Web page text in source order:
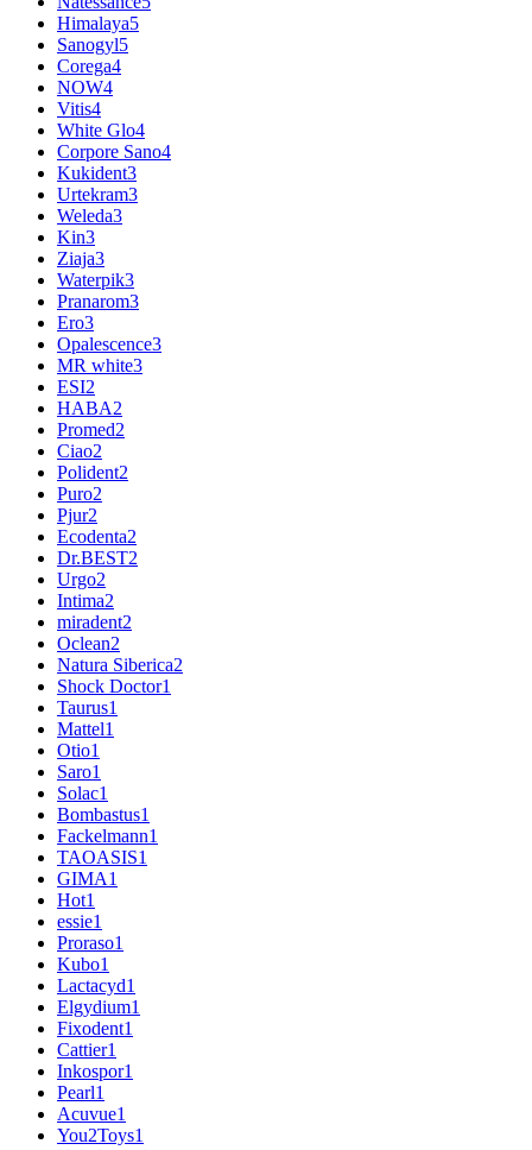
Himalaya5
Sanogyl5
Corega4
NOW4
Vitis4
White Glo4
Corpore Sano4
Kukident3
Urtekram3
Weleda3
Kin3
Ziaja3
Waterpik3
Pranarom3
Ero3
Opalescence3
MR white3
ESI2
HABA2
Promed2
Ciao2
Polident2
Puro2
Pjur2
Ecodenta2
Dr.BEST2
Urgo2
Intima2
miradent2
Oclean2
Natura Siberica2
Shock Doctor1
Taurus1
Mattel1
Otio1
Saro1
Solac1
Bombastus1
Fackelmann1
TAOASIS1
GIMA1
Hot1
essie1
Proraso1
Kubo1
Lactacyd1
Elgydium1
Fixodent1
Cattier1
Inkospor1
Pearl1
Acuvue1
You2Toys1